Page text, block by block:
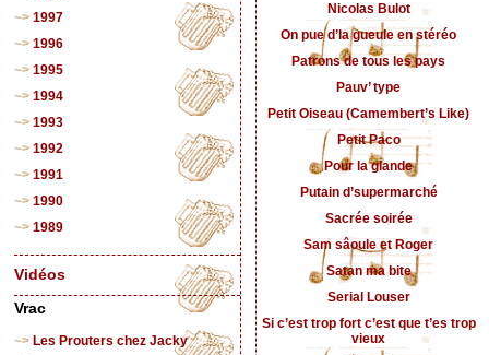
1997
1996
1995
1994
1993
1992
1991
1990
1989
Vidéos
Vrac
Les Prouters chez Jacky
Nicolas Bulot
On pue d’la gueule en stéréo
Patrons de tous les pays
Pauv’ type
Petit Oiseau (Camembert’s Like)
Petit Paco
Pour la glande
Putain d’supermarché
Sacrée soirée
Sam sâoule et Roger
Satan ma bite
Serial Louser
Si c’est trop fort c’est que t’es trop
vieux